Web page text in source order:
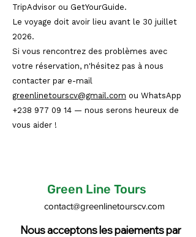
TripAdvisor ou GetYourGuide.
Le voyage doit avoir lieu avant le 30 juillet
2026.
Si vous rencontrez des problèmes avec
votre réservation, n'hésitez pas à nous
contacter par e-mail
greenlinetourscv@gmail.com ou WhatsApp
+238 977 09 14 — nous serons heureux de
vous aider !
Green Line Tours
contact@greenlinetourscv.com
Nous acceptons les paiements par